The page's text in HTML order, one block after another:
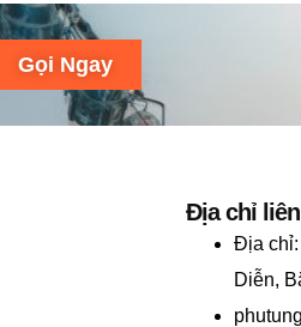
Gọi Ngay
Địa chỉ
Địa chỉ:
Diễn,